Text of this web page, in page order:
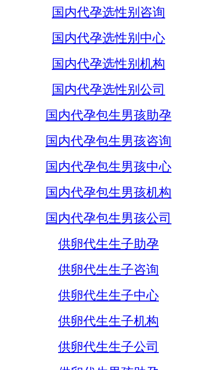
国内代孕选性别咨询
国内代孕选性别中心
国内代孕选性别机构
国内代孕选性别公司
国内代孕包生男孩助孕
国内代孕包生男孩咨询
国内代孕包生男孩中心
国内代孕包生男孩机构
国内代孕包生男孩公司
供卵代生生子助孕
供卵代生生子咨询
供卵代生生子中心
供卵代生生子机构
供卵代生生子公司